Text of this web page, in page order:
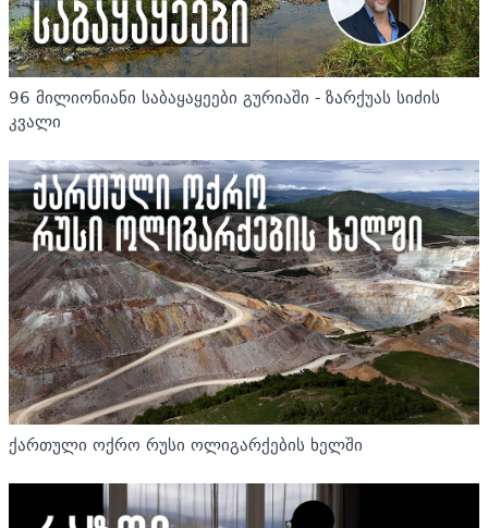
96 მილიონიანი საბაყაყეები გურიაში - ზარქუას სიძის
კვალი
ქართული ოქრო რუსი ოლიგარქების ხელში